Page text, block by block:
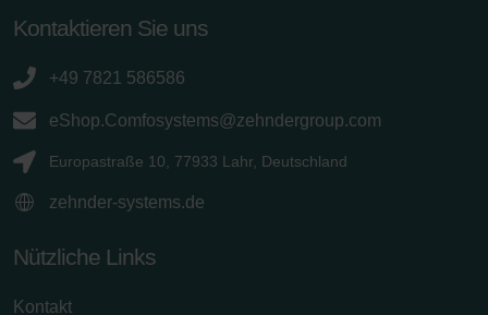
Kontaktieren Sie uns
+49 7821 586586
eShop.Comfosystems@zehndergroup.com
Europastraße 10, 77933 Lahr, Deutschland
zehnder-systems.de
Nützliche Links
Kontakt